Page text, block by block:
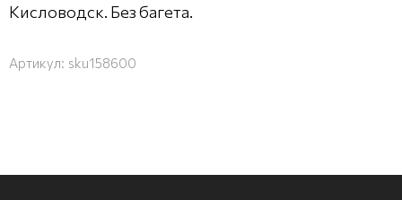
Кисловодск. Без багета.
Артикул: sku158600